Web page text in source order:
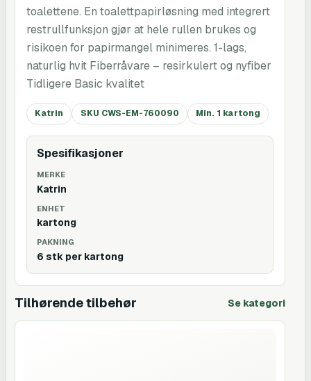
toalettene. En toalettpapirløsning med integrert
restrullfunksjon gjør at hele rullen brukes og
risikoen for papirmangel minimeres. 1-lags,
naturlig hvit Fiberråvare – resirkulert og nyfiber
Tidligere Basic kvalitet
Katrin SKU CWS-EM-760090 Min. 1 kartong
Spesifikasjoner
MERKE
Katrin
ENHET
kartong
PAKNING
6 stk per kartong
Tilhørende tilbehør Se kategori